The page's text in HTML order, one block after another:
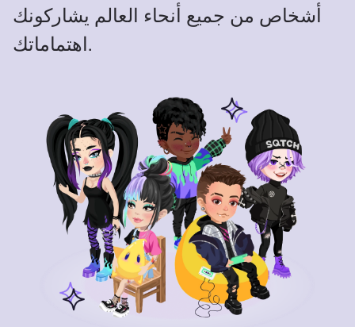
أشخاص من جميع أنحاء العالم يشاركونك
اهتماماتك.